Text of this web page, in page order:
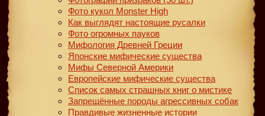
Фото кукол Monster High
Как выглядят настоящие русалки
Фото огромных пауков
Мифология Древней Греции
Японские мифические существа
Мифы Северной Америки
Европейские мифические существа
Список самых страшных книг о мистике
Запрещённые породы агрессивных собак
Правдивые жизненные истории